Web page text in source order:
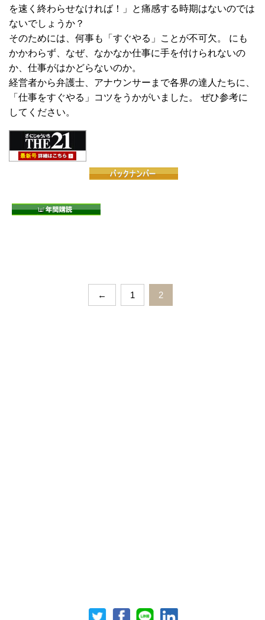
を速く終わらせなければ！」と痛感する時期はないのでは
ないでしょうか？
そのためには、何事も「すぐやる」ことが不可欠。 にも
かかわらず、なぜ、なかなか仕事に手を付けられないの
か、仕事がはかどらないのか。
経営者から弁護士、アナウンサーまで各界の達人たちに、
「仕事をすぐやる」コツをうかがいました。 ぜひ参考に
してください。
← 1 2